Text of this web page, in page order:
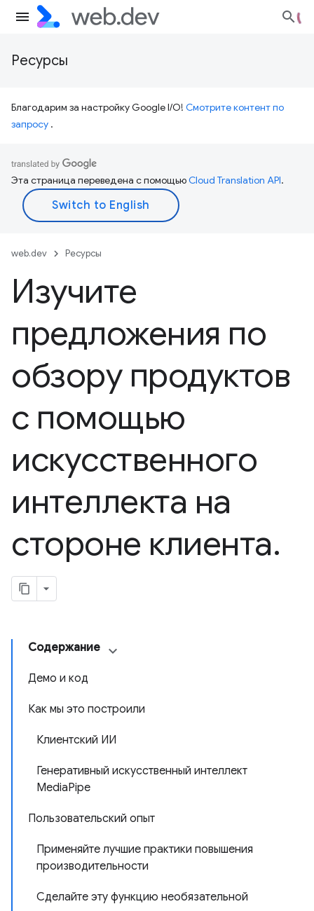
Ресурсы
Благодарим за настройку Google I/O! Смотрите контент по
запросу .
Эта страница переведена с помощьюCloud Translation API.
web.dev Ресурсы
Изучите
предложения по
обзору продуктов
с помощью
искусственного
интеллекта на
стороне клиента.
Содержание
Демо и код
Как мы это построили
Клиентский ИИ
Генеративный искусственный интеллект
MediaPipe
Пользовательский опыт
Применяйте лучшие практики повышения
производительности
Сделайте эту функцию необязательной